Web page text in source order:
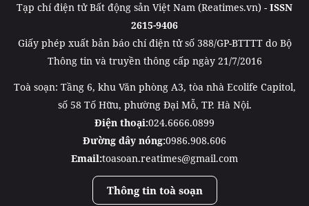
Tạp chí điện tử Bất động sản Việt Nam (Reatimes.vn) - ISSN
2615-9406
Giấy phép xuất bản báo chí điện tử số 388/GP-BTTTT do Bộ
Thông tin và truyền thông cấp ngày 21/7/2016
Toà soạn: Tầng 6, khu Văn phòng A3, tòa nhà Ecolife Capitol,
số 58 Tố Hữu, phường Đại Mỗ, TP. Hà Nội.
Điện thoại:024.6666.0899
Đường dây nóng:0986.908.606
Email:toasoan.reatimes@gmail.com
Thông tin toà soạn